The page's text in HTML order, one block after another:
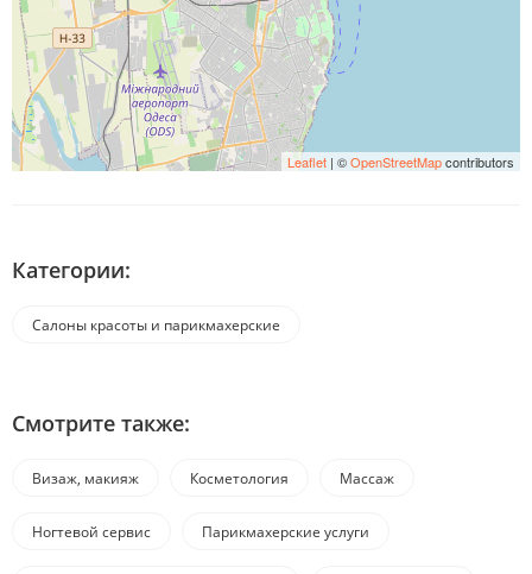
Leaflet | ©OpenStreetMapcontributors
Категории:
Салоны красоты и парикмахерские
Смотрите также:
Визаж, макияж Косметология Массаж
Ногтевой сервис Парикмахерские услуги